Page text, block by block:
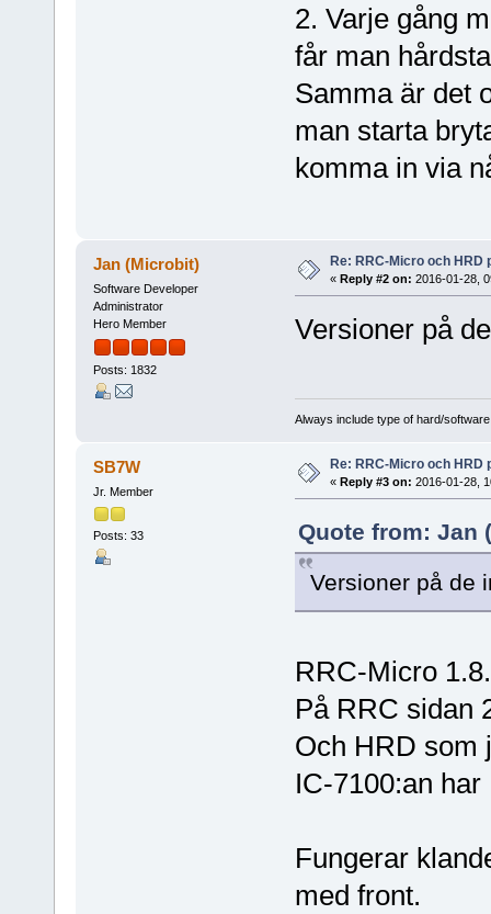
2. Varje gång
får man
Samma är det
man starta
komma in via
Jan (Microbit)
Software Developer
Administrator
Hero Member
Posts: 1832
Re: RRC-Micro och HRD
« Reply #2 on: 2016-01-28,
Versioner på
Always include type of hard/
SB7W
Jr. Member
Posts: 33
Re: RRC-Micro och HRD
« Reply #3 on: 2016-01-28,
Quote from: Jan
Versioner på de
RRC-Micro
På RRC sidan
Och HRD som
IC-7100:an
Fungerar
med front.